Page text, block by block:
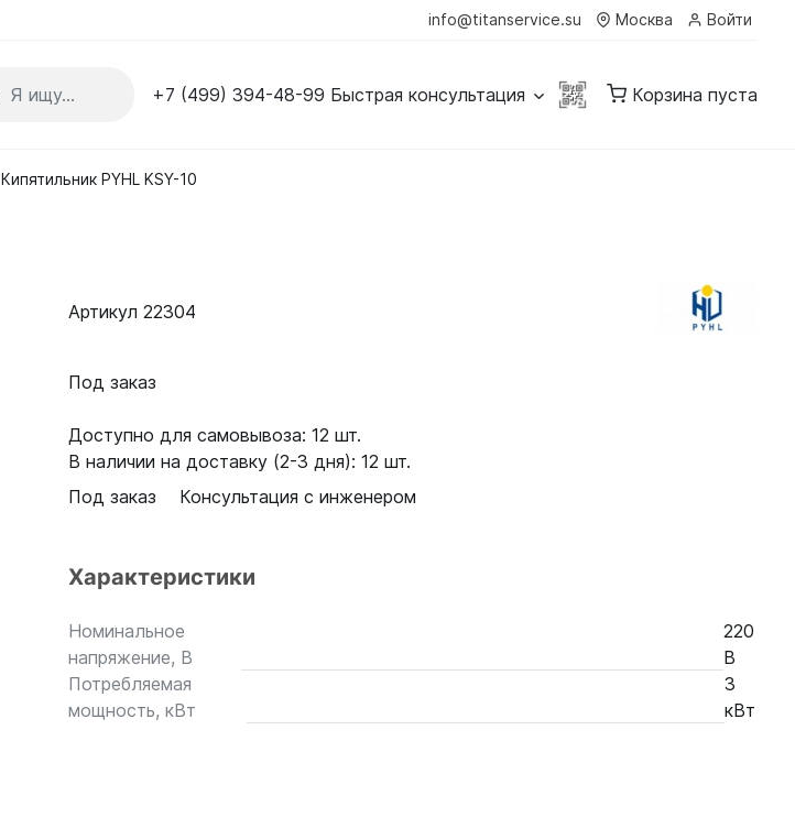
info@titanservice.su Москва Войти
+7 (499) 394-48-99 Быстрая консультация Корзина пуста
Кипятильник PYHL KSY-10
Артикул 22304
Под заказ
Доступно для самовывоза: 12 шт.
В наличии на доставку (2-3 дня): 12 шт.
Под заказ
Консультация с инженером
Характеристики
Номинальное
напряжение, В
220
В
Потребляемая
мощность, кВт
3
кВт